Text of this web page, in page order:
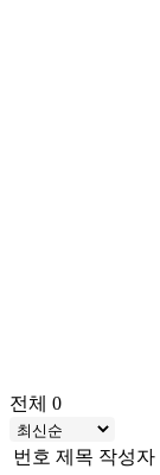
전체 0
번호 제목 작성자